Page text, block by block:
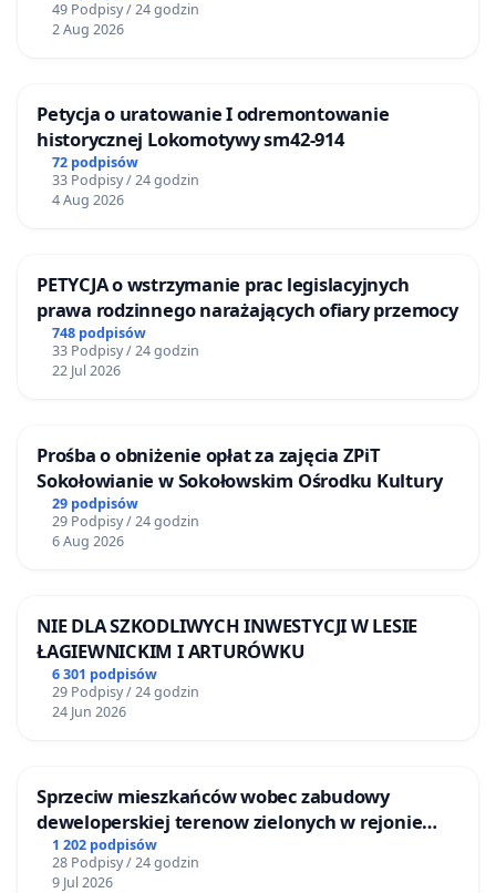
49 Podpisy / 24 godzin
2 Aug 2026
Petycja o uratowanie I odremontowanie
historycznej Lokomotywy sm42-914
72 podpisów
33 Podpisy / 24 godzin
4 Aug 2026
PETYCJA o wstrzymanie prac legislacyjnych
prawa rodzinnego narażających ofiary przemocy
748 podpisów
33 Podpisy / 24 godzin
22 Jul 2026
Prośba o obniżenie opłat za zajęcia ZPiT
Sokołowianie w Sokołowskim Ośrodku Kultury
29 podpisów
29 Podpisy / 24 godzin
6 Aug 2026
NIE DLA SZKODLIWYCH INWESTYCJI W LESIE
ŁAGIEWNICKIM I ARTURÓWKU
6 301 podpisów
29 Podpisy / 24 godzin
24 Jun 2026
Sprzeciw mieszkańców wobec zabudowy
deweloperskiej terenow zielonych w rejonie
Bulwarów Straceńskich w Bielsku-Białej
1 202 podpisów
28 Podpisy / 24 godzin
9 Jul 2026